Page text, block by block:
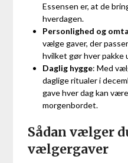
Essensen er, at de
hverdagen.
Personlighed og
vælge gaver, der
hvilket gør hver pakke
Daglig hygge: Med
daglige ritualer i
gave hver dag kan
morgenbordet.
Sådan vælger
vælgergaver